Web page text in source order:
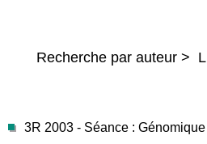
Recherche par auteur >
3R 2003 - Séance : Génomique